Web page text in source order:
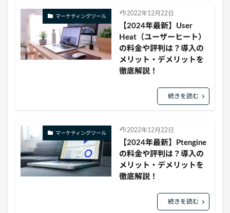
マーケティングツール 2022年12月22日
【2024年最新】User
Heat（ユーザーヒート）
の料金や評判は？導入の
メリット・デメリットを
徹底解説！
続きを読む
マーケティングツール 2022年12月22日
【2024年最新】Ptengine
の料金や評判は？導入の
メリット・デメリットを
徹底解説！
続きを読む